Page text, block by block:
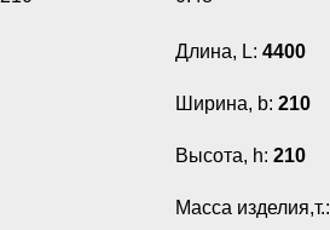
Длина, L: 4400
Ширина, b: 210
Высота, h: 210
Масса изделия,т.: